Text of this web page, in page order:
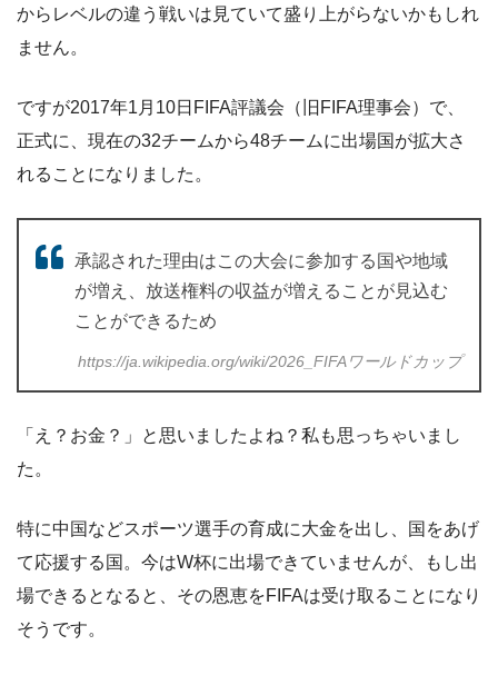
からレベルの違う戦いは見ていて盛り上がらないかもしれ
ません。
ですが2017年1月10日FIFA評議会（旧FIFA理事会）で、
正式に、現在の32チームから48チームに出場国が拡大さ
れることになりました。
承認された理由はこの大会に参加する国や地域
が増え、放送権料の収益が増えることが見込む
ことができるため
https://ja.wikipedia.org/wiki/2026_FIFAワールドカップ
「え？お金？」と思いましたよね？私も思っちゃいまし
た。
特に中国などスポーツ選手の育成に大金を出し、国をあげ
て応援する国。今はW杯に出場できていませんが、もし出
場できるとなると、その恩恵をFIFAは受け取ることになり
そうです。